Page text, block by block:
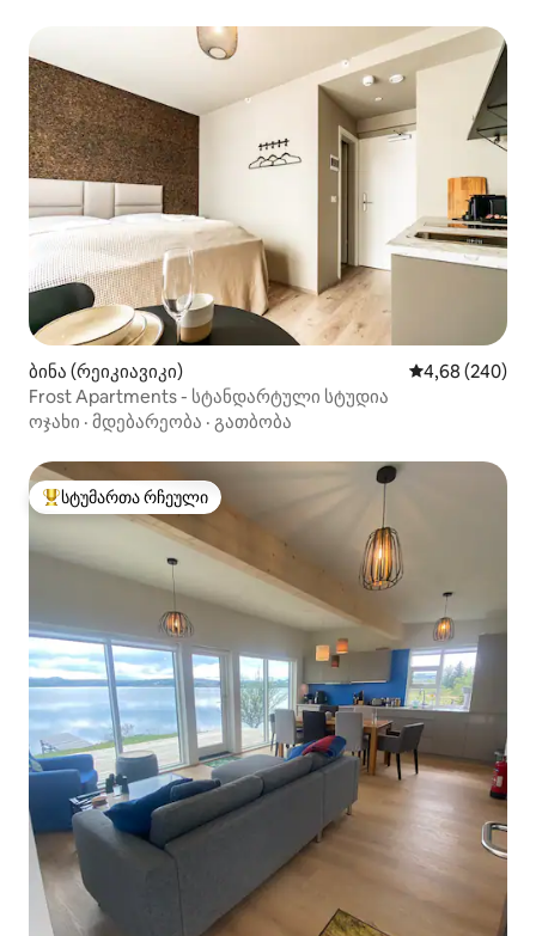
ბინა (რეიკიავიკი) საშუალო
4,68 (240)
Frost Apartments - სტანდარტული სტუდია
ოჯახი · მდებარეობა · გათბობა
სტუმართა რჩეული მოწინავე ვარიანტი
სტუმართა რჩეული